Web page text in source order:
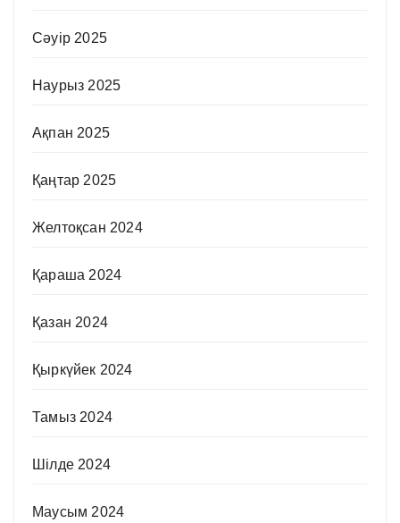
Сәуір 2025
Наурыз 2025
Ақпан 2025
Қаңтар 2025
Желтоқсан 2024
Қараша 2024
Қазан 2024
Қыркүйек 2024
Тамыз 2024
Шілде 2024
Маусым 2024